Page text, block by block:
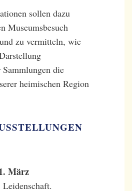
sollen dazu
Museumsbesuch
zu vermitteln, wie
die
heimischen Region
März